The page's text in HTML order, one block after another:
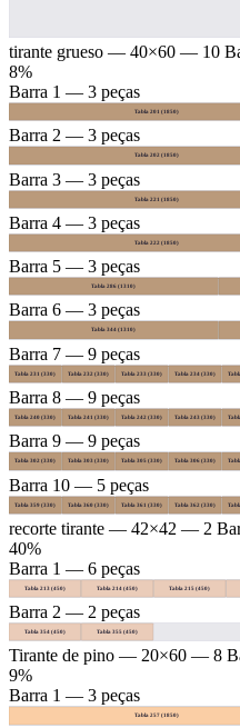
tirante grueso — 40×60 — 10
8%
Barra 1 — 3 peças
Tabla 201 (1850)
Barra 2 — 3 peças
Tabla 202 (1850)
Barra 3 — 3 peças
Tabla 221 (1850)
Barra 4 — 3 peças
Tabla 222 (1850)
Barra 5 — 3 peças
Tabla 286 (1310)
Barra 6 — 3 peças
Tabla 344 (1310)
Barra 7 — 9 peças
Tabla 231 (330) Tabla 232 (330) Tabla 233 (330) Tabla 234 (330)
Barra 8 — 9 peças
Tabla 240 (330) Tabla 241 (330) Tabla 242 (330) Tabla 243 (330)
Barra 9 — 9 peças
Tabla 302 (330) Tabla 303 (330) Tabla 305 (330) Tabla 306 (330)
Barra 10 — 5 peças
Tabla 359 (330) Tabla 360 (330) Tabla 361 (330) Tabla 362 (330)
recorte tirante — 42×42 — 2
40%
Barra 1 — 6 peças
Tabla 213 (450) Tabla 214 (450) Tabla 215 (450)
Barra 2 — 2 peças
Tabla 354 (450) Tabla 355 (450)
Tirante de pino — 20×60 — 8
9%
Barra 1 — 3 peças
Tabla 257 (1850)